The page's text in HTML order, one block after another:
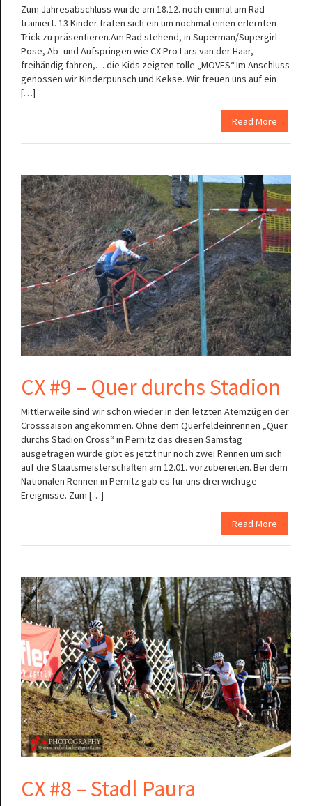
Zum Jahresabschluss wurde am 18.12. noch einmal am Rad
trainiert. 13 Kinder trafen sich ein um nochmal einen erlernten
Trick zu präsentieren.Am Rad stehend, in Superman/Supergirl
Pose, Ab- und Aufspringen wie CX Pro Lars van der Haar,
freihändig fahren,… die Kids zeigten tolle „MOVES“.Im Anschluss
genossen wir Kinderpunsch und Kekse. Wir freuen uns auf ein
[…]
Read More
CX #9 – Quer durchs Stadion
Mittlerweile sind wir schon wieder in den letzten Atemzügen der
Crosssaison angekommen. Ohne dem Querfeldeinrennen „Quer
durchs Stadion Cross“ in Pernitz das diesen Samstag
ausgetragen wurde gibt es jetzt nur noch zwei Rennen um sich
auf die Staatsmeisterschaften am 12.01. vorzubereiten. Bei dem
Nationalen Rennen in Pernitz gab es für uns drei wichtige
Ereignisse. Zum […]
Read More
CX #8 – Stadl Paura